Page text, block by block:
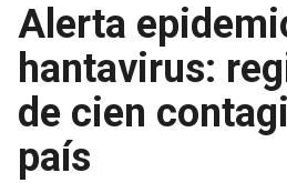
Alerta
hantavirus:
de cien
país